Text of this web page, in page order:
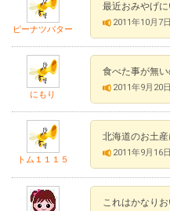
ピーナツバター
最近おみやげ
2011年10月7
にもり
食べた事が無い
2011年9月20
トム１１１５
北海道のお土
2011年9月16
これはかなり